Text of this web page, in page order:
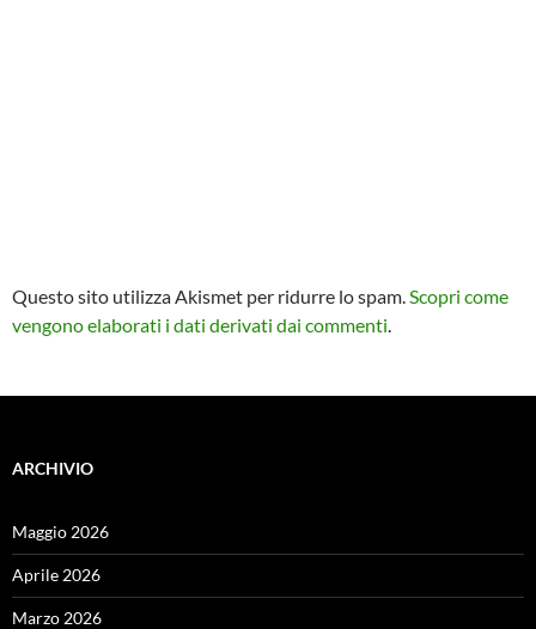
Questo sito utilizza Akismet per ridurre lo spam.Scopri come
vengono elaborati i dati derivati dai commenti.
ARCHIVIO
Maggio 2026
Aprile 2026
Marzo 2026